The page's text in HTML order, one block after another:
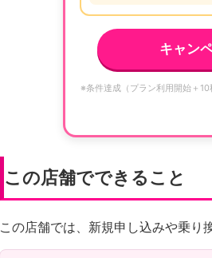
キャン
※条件達成（プラン利用開始＋
この店舗でできること
この店舗では、新規申し込みや乗り